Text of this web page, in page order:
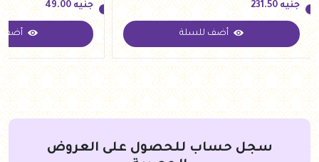
جنيه
جنيه 231.50
أضف للسلة
جنيه
جنيه 49.00
أضف
سجل حساب للحصول على العروض